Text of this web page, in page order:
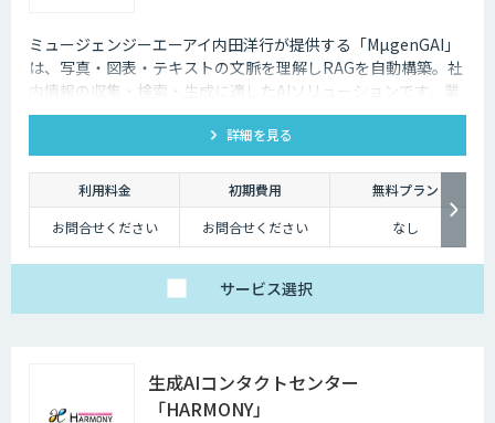
ミュージェンジーエーアイ内田洋行が提供する「MµgenGAI」
は、写真・図表・テキストの文脈を理解しRAGを自動構築。社
内情報の収集・検索・生成に適したAIソリューションです。業
種を問わず業務効率とナレッジ活用を支援します。
詳細を見る
利用料金 初期費用
無料プラン
お問合せください
お問合せください なし
サービス選択
生成AIコンタクトセンター
「HARMONY」